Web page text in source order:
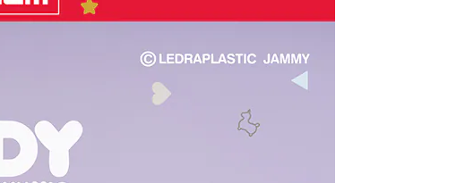
若您對於個人資料之處理、利用有任何疑問，或欲行使相關法律權利，請
聯繫恩沛科技股份有限公司。若您不同意我們將上開所示之個人資料，連